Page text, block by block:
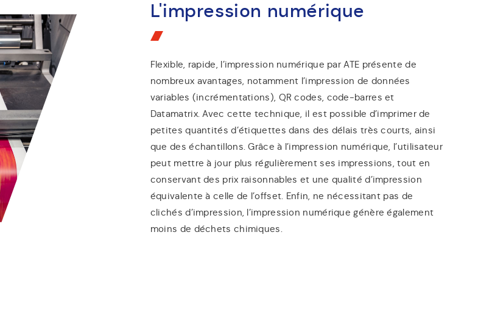
L'impression numérique
Flexible, rapide, l’impression numérique par ATE présente de
nombreux avantages, notamment l’impression de données
variables (incrémentations), QR codes, code-barres et
Datamatrix. Avec cette technique, il est possible d’imprimer de
petites quantités d’étiquettes dans des délais très courts, ainsi
que des échantillons. Grâce à l’impression numérique, l’utilisateur
peut mettre à jour plus régulièrement ses impressions, tout en
conservant des prix raisonnables et une qualité d’impression
équivalente à celle de l’offset. Enfin, ne nécessitant pas de
clichés d’impression, l’impression numérique génère également
moins de déchets chimiques.